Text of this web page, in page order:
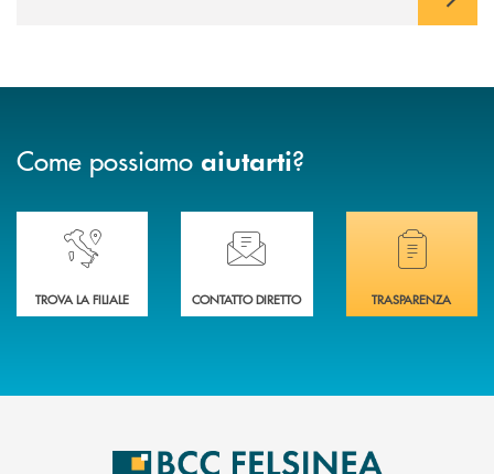
Come possiamo aiutarti?
Accedi all' elenco completo delle nostre&nbsp; filiali .
TROVA LA FILIALE
Ti serve assistenza immediata? Contattaci!
CONTATTO DIRETTO
Hai bisogno di
TRASPARENZA